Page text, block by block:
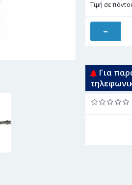
Τιμή σε
-
Για